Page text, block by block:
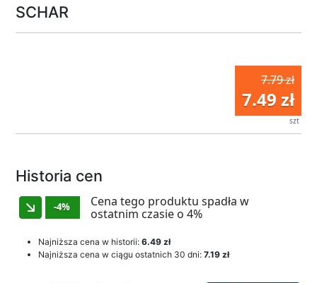
SCHAR
7.79 zł
7.49 zł
szt
Historia cen
-4%
Cena tego produktu spadła w
ostatnim czasie o 4%
Najniższa cena w historii: 6.49 zł
Najniższa cena w ciągu ostatnich 30 dni: 7.19 zł